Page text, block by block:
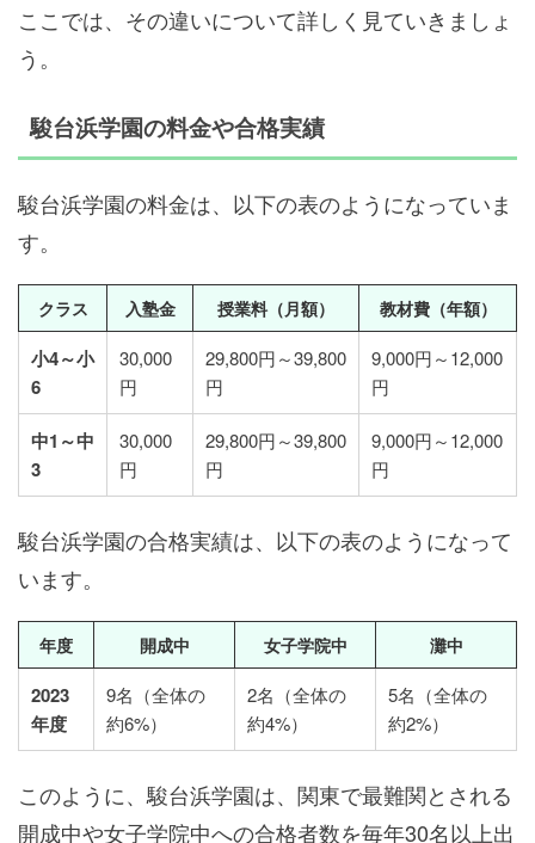
ここでは、その違いについて詳しく見ていきましょ
う。
駿台浜学園の料金や合格実績
駿台浜学園の料金は、以下の表のようになっていま
す。
クラス 入塾金 授業料（月額） 教材費（年額）
小4～小
6
30,000
円
29,800円～39,800
円
9,000円～12,000
円
中1～中
3
30,000
円
29,800円～39,800
円
9,000円～12,000
円
駿台浜学園の合格実績は、以下の表のようになって
います。
年度 開成中 女子学院中 灘中
2023
年度
9名（全体の
約6%）
2名（全体の
約4%）
5名（全体の
約2%）
このように、駿台浜学園は、関東で最難関とされる
開成中や女子学院中への合格者数を毎年30名以上出